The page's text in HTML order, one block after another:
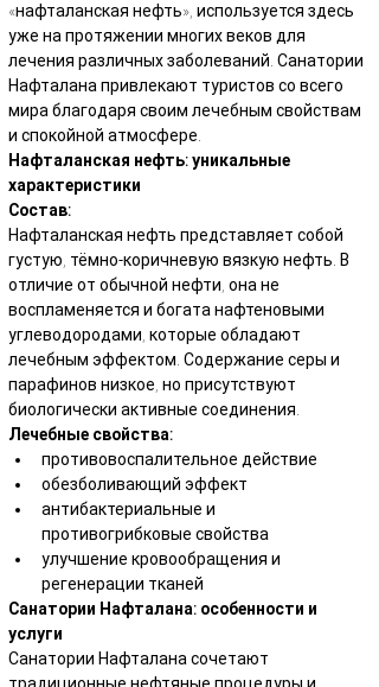
«нафталанская нефть», используется здесь
уже на протяжении многих веков для
лечения различных заболеваний. Санатории
Нафталана привлекают туристов со всего
мира благодаря своим лечебным свойствам
и спокойной атмосфере.
Нафталанская нефть: уникальные
характеристики
Состав:
Нафталанская нефть представляет собой
густую, тёмно-коричневую вязкую нефть. В
отличие от обычной нефти, она не
воспламеняется и богата нафтеновыми
углеводородами, которые обладают
лечебным эффектом. Содержание серы и
парафинов низкое, но присутствуют
биологически активные соединения.
Лечебные свойства:
противовоспалительное действие
обезболивающий эффект
антибактериальные и
противогрибковые свойства
улучшение кровообращения и
регенерации тканей
Санатории Нафталана: особенности и
услуги
Санатории Нафталана сочетают